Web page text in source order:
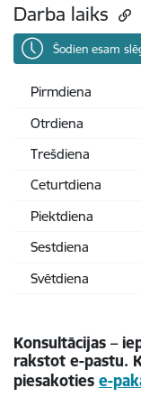
Darba laiks
Šodien esam
Pirmdiena
Otrdiena
Trešdiena
Ceturtdiena
Piektdiena
Sestdiena
Svētdiena
Konsultācijas –
rakstot e-pastu.
piesakoties e-